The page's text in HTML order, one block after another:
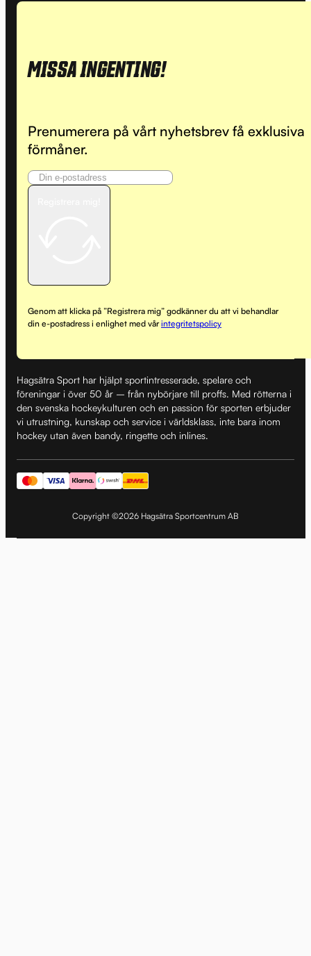
MISSA INGENTING!
Prenumerera på vårt nyhetsbrev få exklusiva
förmåner.
Genom att klicka på ”Registrera mig” godkänner du att vi behandlar
din e-postadress i enlighet med vårintegritetspolicy
Hagsätra Sport har hjälpt sportintresserade, spelare och
föreningar i över 50 år – från nybörjare till proffs. Med rötterna i
den svenska hockeykulturen och en passion för sporten erbjuder
vi utrustning, kunskap och service i världsklass, inte bara inom
hockey utan även bandy, ringette och inlines.
Copyright ©2026 Hagsätra Sportcentrum AB